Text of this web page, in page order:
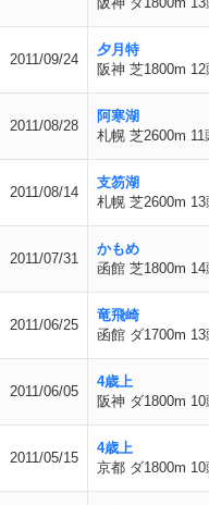
2011/09/24
夕月特
阪神 芝1800m 12
2011/08/28
阿寒湖
札幌 芝2600m 11
2011/08/14
支笏湖
札幌 芝2600m 13
2011/07/31
かもめ
函館 芝1800m 14
2011/06/25
竜飛崎
函館 ダ1700m 13
2011/06/05
4歳上
阪神 ダ1800m 10
2011/05/15
4歳上
京都 ダ1800m 10